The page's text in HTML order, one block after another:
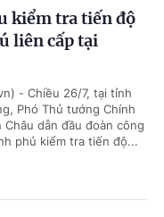
kiểm tra tiến độ
liên cấp tại
- Chiều 26/7, tại tỉnh
Phó Thủ tướng Chính
Châu dẫn đầu đoàn công
phủ kiểm tra tiến độ...